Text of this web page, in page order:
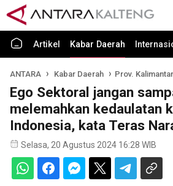
Artikel Kabar Daerah
ANTARA Kabar Daerah Prov.
Ego Sektoral jangan
melemahkan kedaulatan
Indonesia, kata Teras
Selasa, 20 Agustus 2024 16:28 WIB